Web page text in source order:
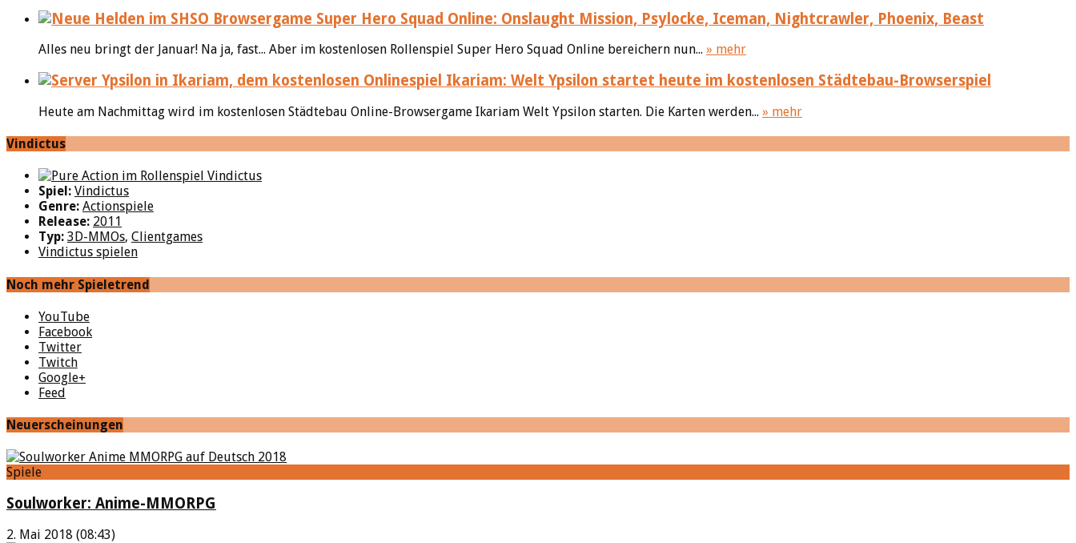
Super Hero Squad Online: Onslaught Mission, Psylocke, Iceman, Nightcrawler, Phoenix, Beast
Alles neu bringt der Januar! Na ja, fast... Aber im kostenlosen Rollenspiel Super Hero Squad Online bereichern nun... » mehr
Ikariam: Welt Ypsilon startet heute im kostenlosen Städtebau-Browserspiel
Heute am Nachmittag wird im kostenlosen Städtebau Online-Browsergame Ikariam Welt Ypsilon starten. Die Karten werden... » mehr
Vindictus
Spiel: Vindictus
Genre: Actionspiele
Release: 2011
Typ: 3D-MMOs, Clientgames
Vindictus spielen
Noch mehr Spieletrend
YouTube
Facebook
Twitter
Twitch
Google+
Feed
Neuerscheinungen
Spiele
Soulworker: Anime-MMORPG
2. Mai 2018 (08:43)